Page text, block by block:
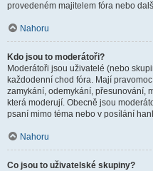
provedeném majitelem fóra nebo
Nahoru
Kdo jsou to moderátoři?
Moderátoři jsou uživatelé (nebo
každodenní chod fóra. Mají
zamykání, odemykání, přesunování,
která moderují. Obecně jsou
psaní mimo téma nebo v posílání
Nahoru
Co jsou to uživatelské skupiny?